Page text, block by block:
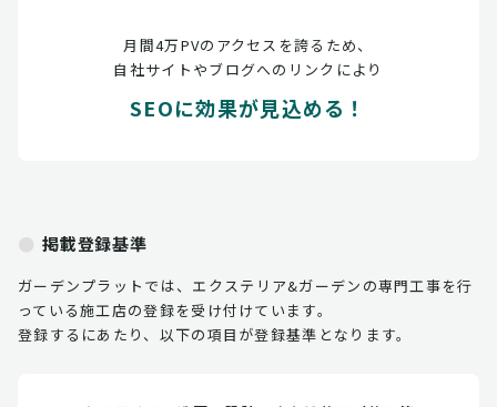
月間4万PVのアクセスを誇るため、
自社サイトやブログへのリンクにより
SEOに効果が見込める！
掲載登録基準
ガーデンプラットでは、エクステリア&ガーデンの専門工事を行
っている施工店の登録を受け付けています。
登録するにあたり、以下の項目が登録基準となります。